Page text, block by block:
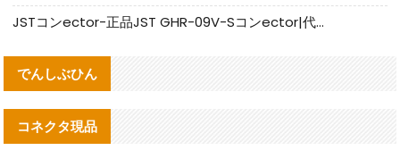
JSTコンector-正品JST GHR-09V-Sコンector|代替品提供
でんしぶひん
コネクタ現品